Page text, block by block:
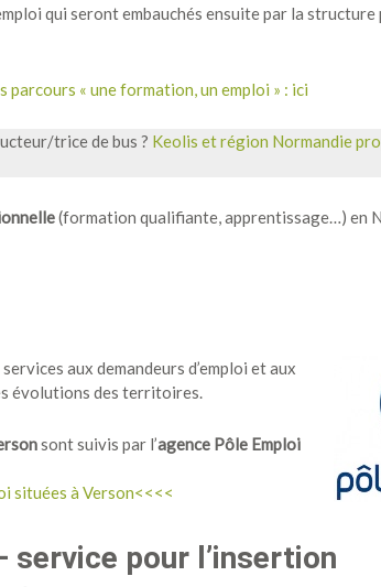
qui seront embauchés ensuite par la
parcours « une formation, un emploi » : ici
trice de bus ? Keolis et région Normandie
(formation qualifiante, apprentissage…) en
aux demandeurs d’emploi et aux
évolutions des territoires.
sont suivis par l’agence Pôle Emploi
situées à Verson<<<<
service pour l’insertion